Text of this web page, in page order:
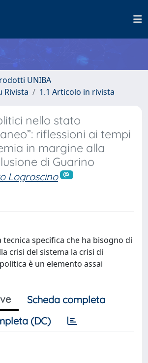
UNIBA
Rivista
1.1 Articolo in rivista
nello stato
riflessioni ai tempi
in margine alla
di Guarino
Logroscino
tecnica specifica che ha bisogno di
crisi del sistema la crisi di
è un elemento assai
Scheda completa
(DC)